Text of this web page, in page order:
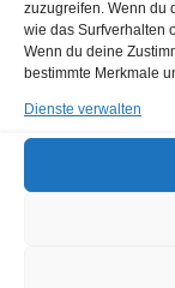
zuzugreifen. Wenn du
wie das Surfverhalten
Wenn du deine
bestimmte Merkmale
Dienste verwalten
19. Mai 2025 /